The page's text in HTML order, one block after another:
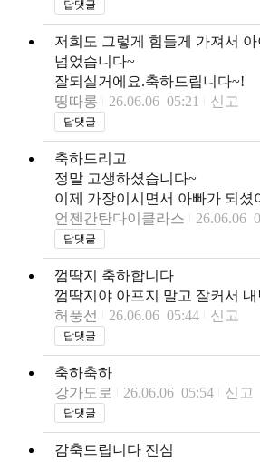
답댓글
저희도 그렇게 힘들게 가져서 아
넘었습니다~
잘되실거에요.축하드립니다~!
띵따롱
26.06.06 05:21 신고
답댓글
축하드리고
정말 고생하셨습니다~
이제 가장이시면서 아빠가 되셨
언젠간탄다이클라스
26.06.06
답댓글
껌딱지 축하합니다
껌딱지야 아프지 말고 잘커서
허풍선
26.06.06 05:44 신고
답댓글
축하축하
강가도로
26.06.06 05:54 신고
답댓글
감축드립니다 진심